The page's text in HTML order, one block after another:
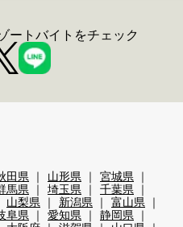
ートバイトをチェック
田県 山形県
宮城県
馬県 埼玉県
千葉県
山梨県 新潟県
富山県
阜県 愛知県
静岡県